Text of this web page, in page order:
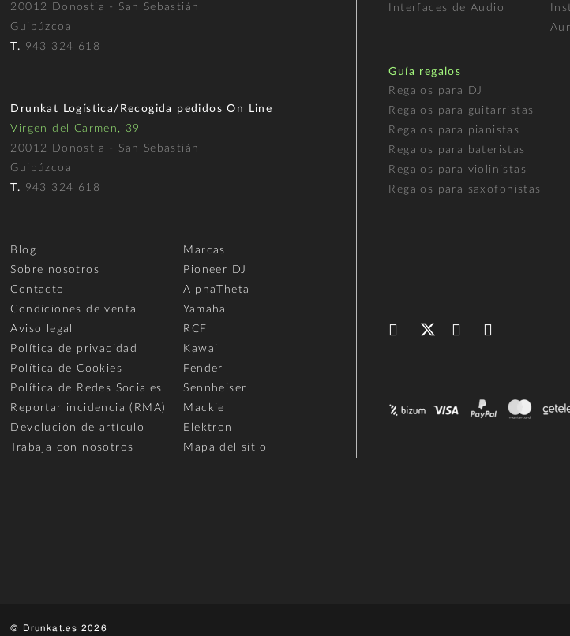
20012 Donostia - San Sebastián
Guipúzcoa
T. 943 324 618
Drunkat Logística/Recogida pedidos On Line
Virgen del Carmen, 39
20012 Donostia - San Sebastián
Guipúzcoa
T. 943 324 618
Blog
Sobre nosotros
Contacto
Condiciones de venta
Aviso legal
Política de privacidad
Política de Cookies
Política de Redes Sociales
Reportar incidencia (RMA)
Devolución de artículo
Trabaja con nosotros
Marcas
Pioneer DJ
AlphaTheta
Yamaha
RCF
Kawai
Fender
Sennheiser
Mackie
Elektron
Mapa del sitio
Interfaces de Audio
Guía regalos
Regalos para DJ
Regalos para guitarristas
Regalos para pianistas
Regalos para bateristas
Regalos para violinistas
Regalos para saxofonistas
© Drunkat.es 2026